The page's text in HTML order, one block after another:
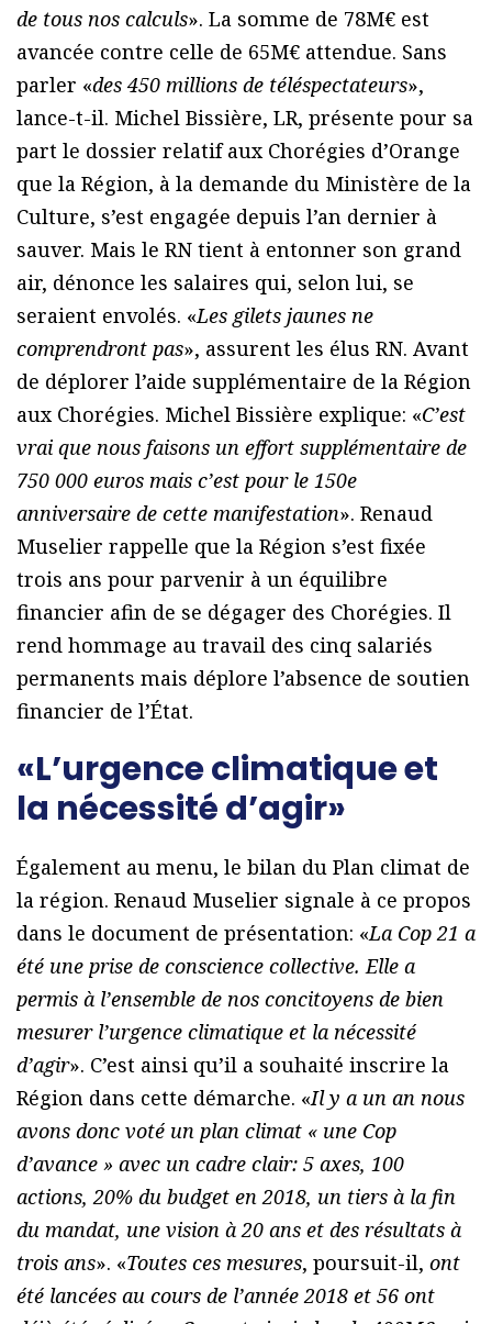
de tous nos calculs». La somme de 78M€ est
avancée contre celle de 65M€ attendue. Sans
parler «des 450 millions de téléspectateurs»,
lance-t-il. Michel Bissière, LR, présente pour sa
part le dossier relatif aux Chorégies d’Orange
que la Région, à la demande du Ministère de la
Culture, s’est engagée depuis l’an dernier à
sauver. Mais le RN tient à entonner son grand
air, dénonce les salaires qui, selon lui, se
seraient envolés. «Les gilets jaunes ne
comprendront pas», assurent les élus RN. Avant
de déplorer l’aide supplémentaire de la Région
aux Chorégies. Michel Bissière explique: «C’est
vrai que nous faisons un effort supplémentaire de
750 000 euros mais c’est pour le 150e
anniversaire de cette manifestation». Renaud
Muselier rappelle que la Région s’est fixée
trois ans pour parvenir à un équilibre
financier afin de se dégager des Chorégies. Il
rend hommage au travail des cinq salariés
permanents mais déplore l’absence de soutien
financier de l’État.
«L’urgence climatique et
la nécessité d’agir»
Également au menu, le bilan du Plan climat de
la région. Renaud Muselier signale à ce propos
dans le document de présentation: «La Cop 21 a
été une prise de conscience collective. Elle a
permis à l’ensemble de nos concitoyens de bien
mesurer l’urgence climatique et la nécessité
d’agir». C’est ainsi qu’il a souhaité inscrire la
Région dans cette démarche. «Il y a un an nous
avons donc voté un plan climat « une Cop
d’avance » avec un cadre clair: 5 axes, 100
actions, 20% du budget en 2018, un tiers à la fin
du mandat, une vision à 20 ans et des résultats à
trois ans». «Toutes ces mesures, poursuit-il, ont
été lancées au cours de l’année 2018 et 56 ont